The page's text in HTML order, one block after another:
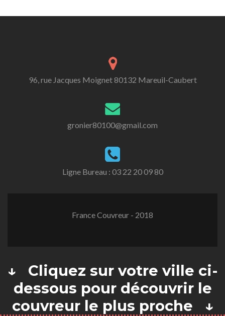
96, rue Jacques Moignet 80132 Mareuil-Caubert
gronier80100@gmail.com
Ligne Bureau : 03 22 20 09 80
France Couvreur - 2018
↓ Cliquez sur votre ville ci-
dessous pour découvrir le
couvreur le plus proche ↓